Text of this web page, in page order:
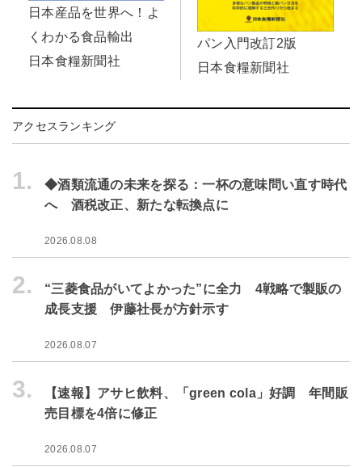
日本産品を世界へ！よ
くわかる食品輸出
日本食糧新聞社
パン入門改訂2版
日本食糧新聞社
アクセスランキング
1.
◆酒類流通の未来を探る：一杯の意味問い直す時代
へ 酒税改正、新たな転換点に
2026.08.08
2.
“三菱食品がいてよかった”に全力 4戦略で製販の
成長支援 伊藤社長が方針示す
2026.08.07
3.
【速報】アサヒ飲料、「green cola」好調 年間販
売目標を4倍に修正
2026.08.07